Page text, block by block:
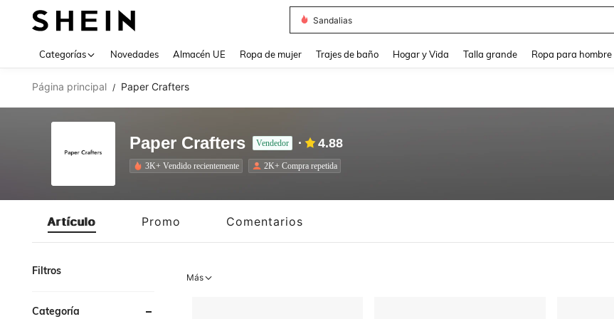
Sandalias
Categorías Novedades Almacén UE Ropa de mujer Trajes de baño Hogar y Vida Talla grande Ropa para hombre
Página principal / Paper Crafters
Paper Crafters Vendedor 4.88
3K+ Vendido recientemente 2K+ Compra repetida
Artículo Promo Comentarios
Filtros
Categoría
Más